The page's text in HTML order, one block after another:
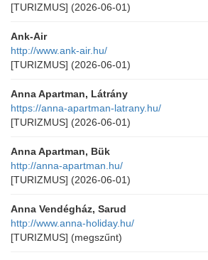
[TURIZMUS] (2026-06-01)
Ank-Air
http://www.ank-air.hu/
[TURIZMUS] (2026-06-01)
Anna Apartman, Látrány
https://anna-apartman-latrany.hu/
[TURIZMUS] (2026-06-01)
Anna Apartman, Bük
http://anna-apartman.hu/
[TURIZMUS] (2026-06-01)
Anna Vendégház, Sarud
http://www.anna-holiday.hu/
[TURIZMUS] (megszűnt)